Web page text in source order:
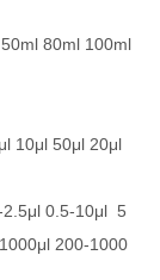
80ml 100ml
10μl 50μl 20μl
2.5μl 0.5-10μl 5
200-1000